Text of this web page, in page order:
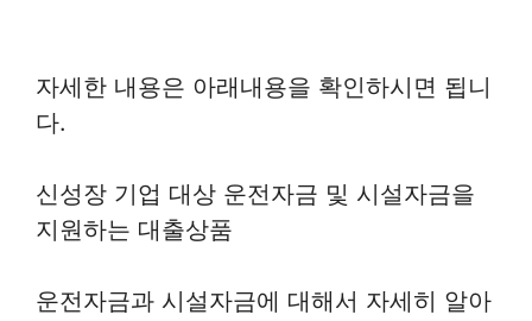
자세한 내용은 아래내용을 확인하시면 됩니
다.
신성장 기업 대상 운전자금 및 시설자금을
지원하는 대출상품
운전자금과 시설자금에 대해서 자세히 알아